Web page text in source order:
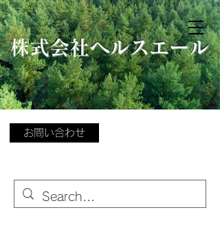
​株式会社ヘルスエール
お問い合わせ